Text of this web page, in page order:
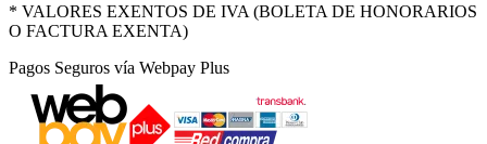
* VALORES EXENTOS DE IVA (BOLETA DE HONORARIOS
O FACTURA EXENTA)
Pagos Seguros vía Webpay Plus